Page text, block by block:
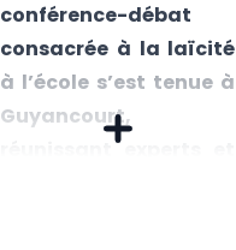
conférence-débat
consacrée à la laïcité
à l’école s’est tenue à
Guyancourt,
réunissant experts et